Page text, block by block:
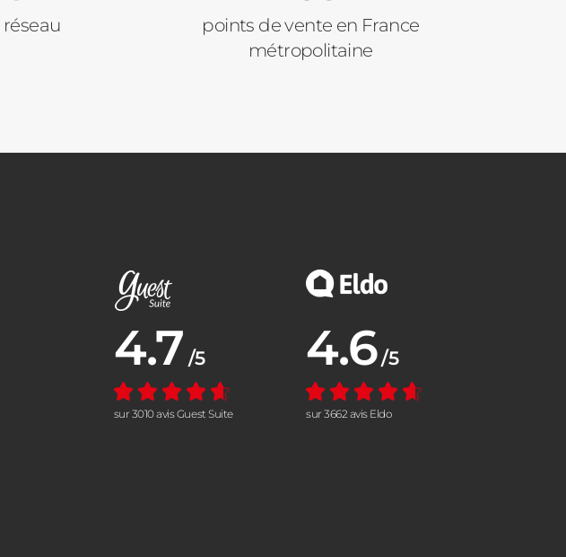
réseau
points de vente en France
métropolitaine
Note moyenne :
4.7 /5
sur 3010 avis Guest Suite
Note moyenne :
4.6 /5
sur 3662 avis Eldo